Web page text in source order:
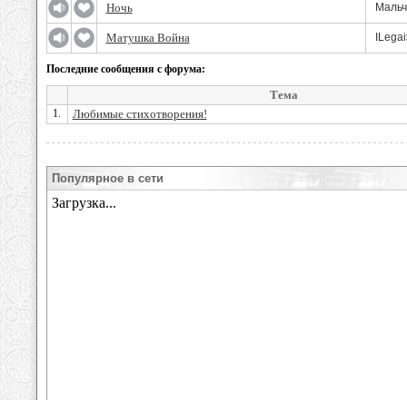
Ночь
Матушка Война
Последние сообщения с форума:
Тема
1. Любимые стихотворения!
Популярное в сети